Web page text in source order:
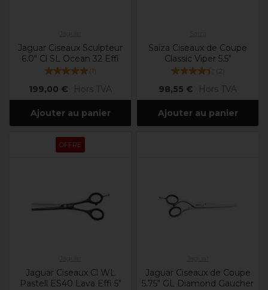
Jaguar Ciseaux Sculpteur
6.0" Cl SL Ocean 32 Effi
(1)
199,00 € Hors TVA
Ajouter au panier
Saïza Ciseaux de Coupe
Classic Viper 5.5"
(2)
98,55 € Hors TVA
Ajouter au panier
OFFRE
Jaguar Ciseaux Cl WL
Pastell ES40 Lava Effi 5"
Jaguar Ciseaux de Coupe
5.75" GL Diamond Gaucher